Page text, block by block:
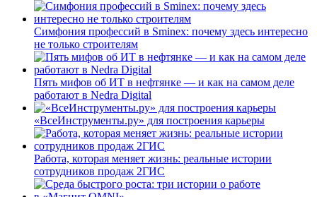
Симфония профессий в Sminex: почему здесь интересно
не только строителям
Пять мифов об ИТ в нефтянке — и как на самом деле
работают в Nedra Digital
«ВсеИнструменты.ру» для построения карьеры
Работа, которая меняет жизнь: реальные истории
сотрудников продаж 2ГИС